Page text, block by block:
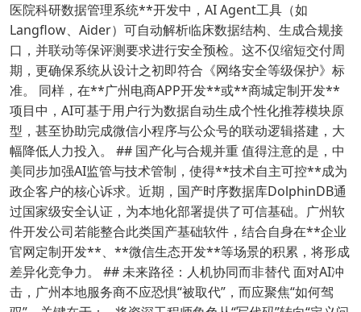
医院科研数据管理系统**开发中，AI Agent工具（如
Langflow、Aider）可自动解析临床数据结构、生成合规接
口，并联动等保评测要求进行安全预检。这不仅缩短交付周
期，更确保系统从设计之初即符合《网络安全等级保护》标
准。 同样，在**广州电商APP开发**或**商城定制开发**
项目中，AI可基于用户行为数据自动生成个性化推荐模块原
型，甚至协助完成微信小程序与公众号的联动逻辑搭建，大
幅降低人力投入。 ## 国产化与合规并重 值得注意的是，中
美同步加强AI监管与技术管制，使得**技术自主可控**成为
政企客户的核心诉求。近期，国产时序数据库DolphinDB通
过国家级安全认证，为本地化部署提供了可信基础。广州软
件开发公司若能整合此类国产基础软件，结合自身在**企业
官网定制开发**、**微信生态开发**等场景的积累，将形成
差异化竞争力。 ## 未来路径：人机协同而非替代 面对AI冲
击，广州本地服务商不应恐惧“被取代”，而应聚焦“如何驾